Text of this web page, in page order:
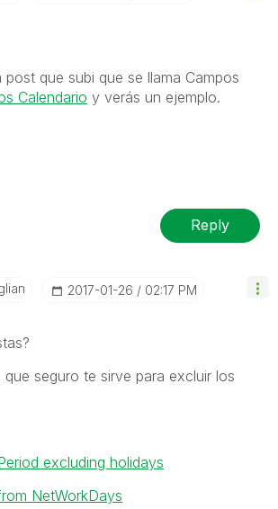
post que subi que se llama Campos
Calendario y verás un ejemplo.
Reply
‎2017-01-26 02:17 PM
que seguro te sirve para excluir los
excluding holidays
NetWorkDays